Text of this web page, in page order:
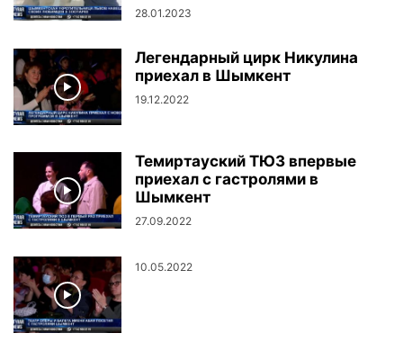
28.01.2023
Легендарный цирк Никулина
приехал в Шымкент
19.12.2022
Темиртауский ТЮЗ впервые
приехал с гастролями в
Шымкент
27.09.2022
10.05.2022